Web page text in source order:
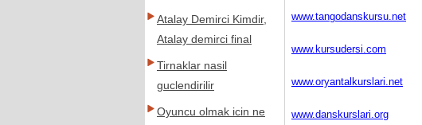
www.tangodanskursu.net
www.kursudersi.com
www.oryantalkurslari.net
www.danskurslari.org
Atalay Demirci Kimdir,
Atalay demirci final
Tirnaklar nasil
guclendirilir
Oyuncu olmak icin ne